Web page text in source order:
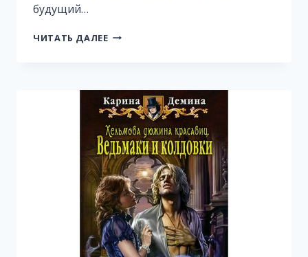
будущий…
ЧИТАТЬ ДАЛЕЕ В
ИЛИ
НЕ
ТРОНЬ
МОЮ
ПОДУШКУ,
МАГ